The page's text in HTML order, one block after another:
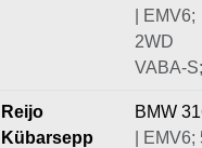
| EMV6;
2WD
VABA-
Reijo
Kübarsepp
BMW
| EMV6;